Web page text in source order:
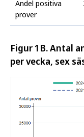
Andel positiva
prover
Figur 1B. Antal
per vecka, sex